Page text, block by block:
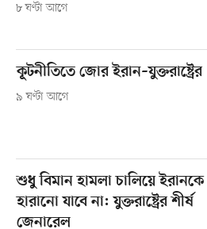
৮ ঘণ্টা আগে
কূটনীতিতে জোর ইরান–যুক্তরাষ্ট্রের
৯ ঘণ্টা আগে
শুধু বিমান হামলা চালিয়ে ইরানকে
হারানো যাবে না: যুক্তরাষ্ট্রের শীর্ষ
জেনারেল